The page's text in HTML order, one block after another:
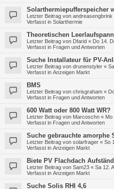
Solarthermiepufferspeicher
Letzter Beitrag von andreasengbrink
Verfasst in Solarthermie
Theoretischen
Letzter Beitrag von Dfarid « Do 14.
Verfasst in Fragen und Antworten
Suche Installateur für PV-
Letzter Beitrag von drunenstyler «
Verfasst in Anzeigen Markt
BMS
Letzter Beitrag von chrisgraham «
Verfasst in Fragen und Antworten
600 Watt oder 800 Watt WR?
Letzter Beitrag von Marcoschn « Mo
Verfasst in Fragen und Antworten
Suche gebrauchte amorphe
Letzter Beitrag von solarfrager « So
Verfasst in Anzeigen Markt
Biete PV Flachdach
Letzter Beitrag von Sam23 « Sa 12.
Verfasst in Anzeigen Markt
Suche Solis RHI 4,6